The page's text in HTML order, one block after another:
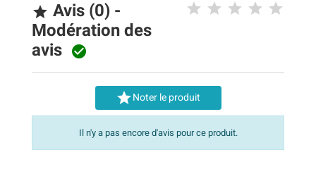
 Avis (0) -
Modération des
avis 
Noter le produit
Il n'y a pas encore d'avis pour ce produit.